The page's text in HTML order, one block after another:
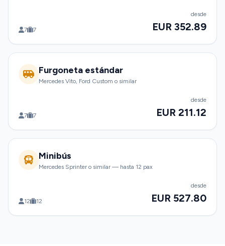
7 7
desde
EUR 352.89
Furgoneta estándar
Mercedes Vito, Ford Custom o similar
7 7
desde
EUR 211.12
Minibús
Mercedes Sprinter o similar — hasta 12 pax
12 12
desde
EUR 527.80